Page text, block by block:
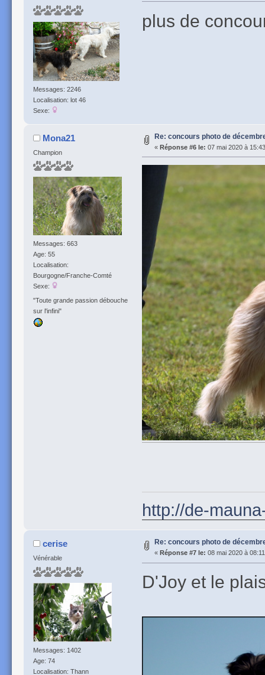
Messages: 2246
Localisation: lot 46
Sexe:
plus de
Mona21
Champion
Messages: 663
Age: 55
Localisation:
Bourgogne/Franche-Comté
Sexe:
"Toute grande passion débouche
sur l'infini"
Re: concours photo de
« Réponse #6 le: 07 mai 2020 à
http://de-
cerise
Vénérable
Messages: 1402
Age: 74
Localisation: Thann
Re: concours photo de
« Réponse #7 le: 08 mai 2020 à
D'Joy et le